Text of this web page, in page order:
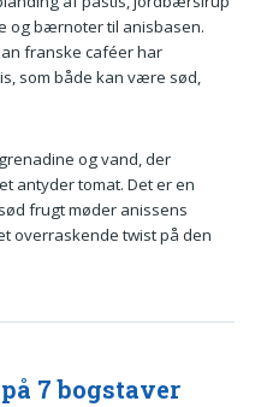
og bærnoter til anisbasen.
franske caféer har
som både kan være sød,
og vand, der
antyder tomat. Det er en
frugt møder anissens
overraskende twist på den
7 bogstaver